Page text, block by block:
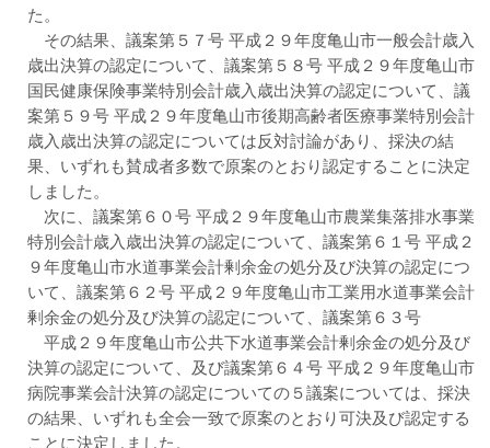
た。
その結果、議案第５７号 平成２９年度亀山市一般会計歳入
歳出決算の認定について、議案第５８号 平成２９年度亀山市
国民健康保険事業特別会計歳入歳出決算の認定について、議
案第５９号 平成２９年度亀山市後期高齢者医療事業特別会計
歳入歳出決算の認定については反対討論があり、採決の結
果、いずれも賛成者多数で原案のとおり認定することに決定
しました。
次に、議案第６０号 平成２９年度亀山市農業集落排水事業
特別会計歳入歳出決算の認定について、議案第６１号 平成２
９年度亀山市水道事業会計剰余金の処分及び決算の認定につ
いて、議案第６２号 平成２９年度亀山市工業用水道事業会計
剰余金の処分及び決算の認定について、議案第６３号
平成２９年度亀山市公共下水道事業会計剰余金の処分及び
決算の認定について、及び議案第６４号 平成２９年度亀山市
病院事業会計決算の認定についての５議案については、採決
の結果、いずれも全会一致で原案のとおり可決及び認定する
ことに決定しました。